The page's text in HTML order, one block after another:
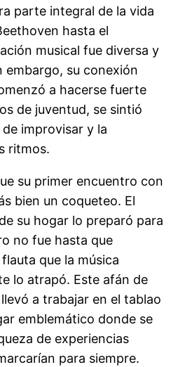
parte integral de la vida
hasta el
musical fue diversa y
embargo, su conexión
a hacerse fuerte
de juventud, se sintió
improvisar y la
ritmos.
su primer encuentro con
bien un coqueteo. El
su hogar lo preparó para
no fue hasta que
que la música
lo atrapó. Este afán de
a trabajar en el tablao
emblemático donde se
de experiencias
para siempre.